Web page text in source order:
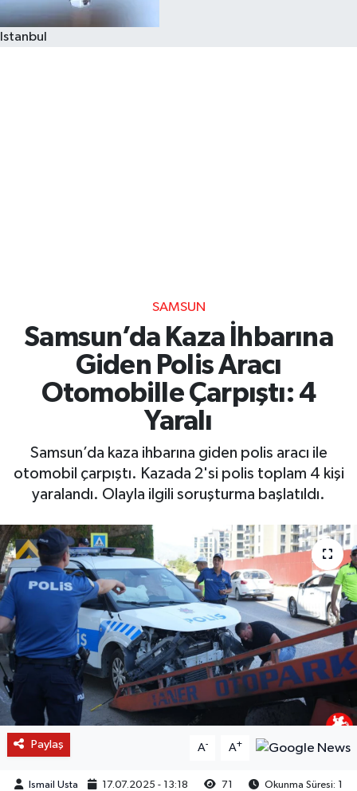
Istanbul
SAMSUN
Samsun’da Kaza İhbarına
Giden Polis Aracı
Otomobille Çarpıştı: 4
Yaralı
Samsun’da kaza ihbarına giden polis aracı ile
otomobil çarpıştı. Kazada 2'si polis toplam 4 kişi
yaralandı. Olayla ilgili soruşturma başlatıldı.
Paylaş A- A+
Ismail Usta 17.07.2025 - 13:18 71 Okunma Süresi: 1